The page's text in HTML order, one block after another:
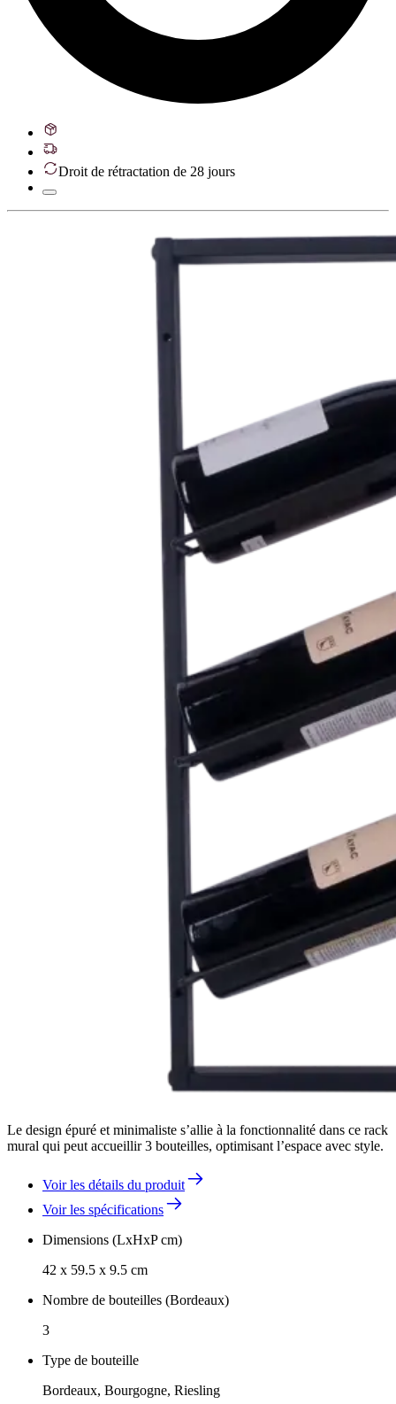
Droit de rétractation de 28 jours
Le design épuré et minimaliste s’allie à la fonctionnalité dans ce rack
mural qui peut accueillir 3 bouteilles, optimisant l’espace avec style.
Voir les détails du produit
Voir les spécifications
Dimensions (LxHxP cm)
42 x 59.5 x 9.5 cm
Nombre de bouteilles (Bordeaux)
3
Type de bouteille
Bordeaux, Bourgogne, Riesling